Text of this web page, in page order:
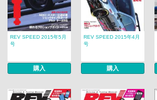
REV SPEED 2015年5月
号
購入
REV SPEED 2015年4月
号
購入